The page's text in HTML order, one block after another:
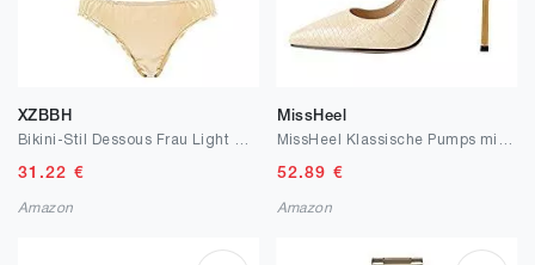
XZBBH
31.22 €
Amazon
MissHeel
52.89 €
Amazon